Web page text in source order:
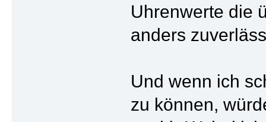
Uhrenwerte die
anders
Und wenn ich
zu können,